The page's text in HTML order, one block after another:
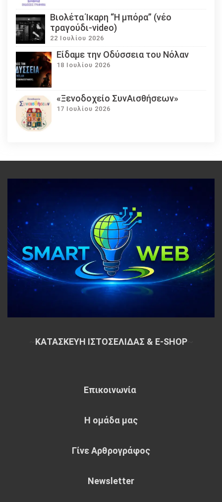
Βιολέτα Ίκαρη “Η μπόρα” (νέο
τραγούδι-video)
22 Ιουλίου 2026
Eίδαμε την Οδύσσεια του Νόλαν
18 Ιουλίου 2026
«Ξενοδοχείο ΣυνΑισθήσεων»
17 Ιουλίου 2026
ΚΑΤΑΣΚΕΥΗ ΙΣΤΟΣΕΛΙΔΑΣ & E-SHOP~
Επικοινωνία
Η ομάδα μας
Γίνε Αρθρογράφος
Newsletter